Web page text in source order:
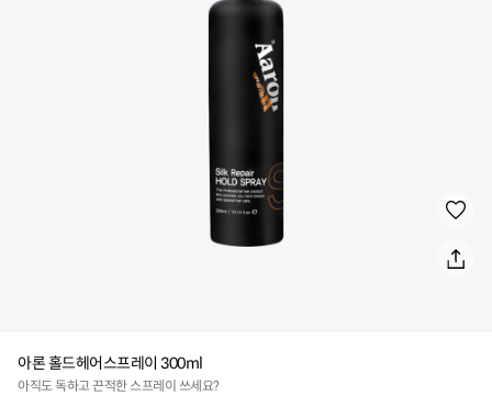
아론 홀드헤어스프레이 300ml
아직도 독하고 끈적한 스프레이 쓰세요?